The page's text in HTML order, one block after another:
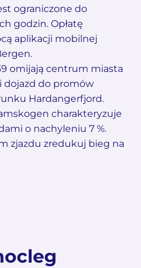
ograniczone do
godzin. Opłatę
aplikacji mobilnej
omijają centrum miasta
dojazd do promów
Hardangerfjord.
charakteryzuje
o nachyleniu 7 %.
zjazdu zredukuj bieg na